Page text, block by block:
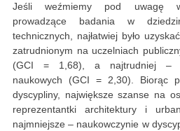
Jeśli weźmiemy pod uwagę
prowadzące badania w
technicznych, najłatwiej było
zatrudnionym na uczelniach
(GCI = 1,68), a najtrudniej –
naukowych (GCI = 2,30). Biorąc
dyscypliny, największe szanse na
reprezentantki architektury i
najmniejsze – naukowczynie w